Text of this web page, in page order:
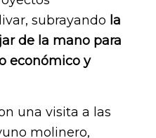
subrayando la
de la mano para
económico y
una visita a las
molinero,